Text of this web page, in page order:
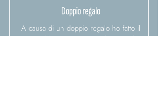
Doppio regalo
A causa di un doppio regalo ho fatto il
reso ed ho acquistato un altro gioiello,